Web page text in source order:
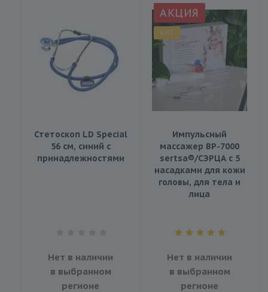
Стетоскоп LD Special
56 см, синий с
принадлежностями
Нет в наличии
в выбранном
регионе
АКЦИЯ
ХИТ
Импульсный
массажер BP-7000
sertsa®/СЭРЦА с 5
насадками для кожи
головы, для тела и
лица
Нет в наличии
в выбранном
регионе